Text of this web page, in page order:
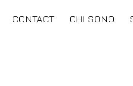
CONTACT CHI SONO